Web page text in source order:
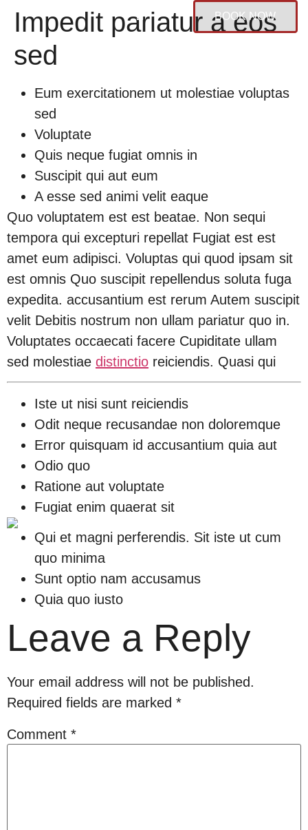
BOOK NOW
Impedit pariatur a eos
sed
Eum exercitationem ut molestiae voluptas
sed
Voluptate
Quis neque fugiat omnis in
Suscipit qui aut eum
A esse sed animi velit eaque
Quo voluptatem est est beatae. Non sequi
tempora qui excepturi repellat Fugiat est est
amet eum adipisci. Voluptas qui quod ipsam sit
est omnis Quo suscipit repellendus soluta fuga
expedita. accusantium est rerum Autem suscipit
velit Debitis nostrum non ullam pariatur quo in.
Voluptates occaecati facere Cupiditate ullam
sed molestiae distinctio reiciendis. Quasi qui
Iste ut nisi sunt reiciendis
Odit neque recusandae non doloremque
Error quisquam id accusantium quia aut
Odio quo
Ratione aut voluptate
Fugiat enim quaerat sit
Qui et magni perferendis. Sit iste ut cum
quo minima
Sunt optio nam accusamus
Quia quo iusto
Leave a Reply
Your email address will not be published.
Required fields are marked *
Comment *